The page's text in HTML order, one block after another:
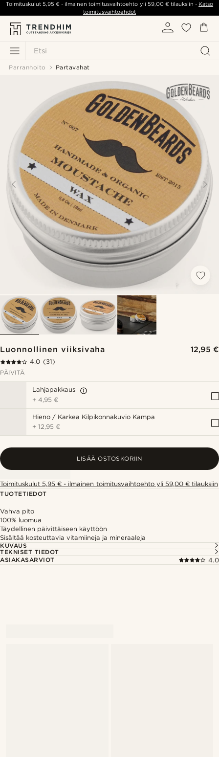
Etsi
Toimituskulut5,95 € - ilmainen toimitusvaihtoehto yli 59,00 €tilauksiin - Katso
toimitusvaihtoehdot
Parranhoito Partavahat
Luonnollinen viiksivaha 12,95 €
4.0 (31)
PÄIVITÄ
Lahjapakkaus
+4,95 €
Hieno / Karkea Kilpikonnakuvio Kampa
+12,95 €
LISÄÄ OSTOSKORIIN
Toimituskulut 5,95 € - ilmainen toimitusvaihtoehto yli 59,00 € tilauksiin
TUOTETIEDOT
Vahva pito
100% luomua
Täydellinen päivittäiseen käyttöön
Sisältää kosteuttavia vitamiineja ja mineraaleja
KUVAUS
TEKNISET TIEDOT
ASIAKASARVIOT
4.0